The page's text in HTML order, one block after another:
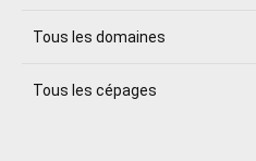
Tous les domaines
Tous les cépages